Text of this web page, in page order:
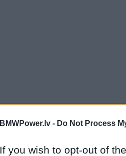
BMWPower.lv - Do Not Process
If you wish to opt-out of